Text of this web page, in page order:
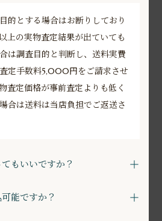
的とする場合はお断りしており
上の実物査定結果が出ていても
は調査目的と判断し、送料実費
査定手数料5,000円をご請求させ
査定価格が事前査定よりも低く
合は送料は当店負担でご返送さ
もいいですか？
能ですか？